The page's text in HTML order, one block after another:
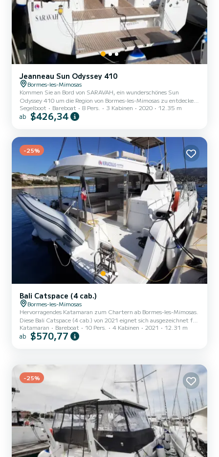
Jeanneau Sun Odyssey 410
Bormes-les-Mimosas
Kommen Sie an Bord von SARAVAH, ein wunderschönes Sun
Odyssey 410 um die Region von Bormes-les-Mimosas zu entdecken.
Das Segelboot wurde 2020 gebaut und verspricht hohen Komfort
auf See. Das Boot hat 3 Kabinen mit allem Komfort und eine
auf dem Wasser in der Umgebung von Bormes-les-Mimosas zu
verbringen. Für Ihren Komfort verfügt SARAVAH über 2 Toiletten
mit Dusch...
Segelboot Bareboat 8 Pers. 3 Kabinen 2020 12.35 m
ab $426,34
-25%
Bali Catspace (4 cab.)
Bormes-les-Mimosas
Hervorragendes Katamaran zum Chartern ab Bormes-les-Mimosas.
Diese Bali Catspace (4 cab.) von 2021 eignet sich ausgezeichnet für
einen Bootsurlaub mit Freunden oder Familie. Das Boot hat 4
Kabinen mit allem Komfort und eine Kapazität von 10 Personen.
Komfort verfügt INSEAME über 4 Toiletten mit Dusche Dieses...
Katamaran Bareboat 10 Pers. 4 Kabinen 2021 12.31 m
ab $570,77
-25%